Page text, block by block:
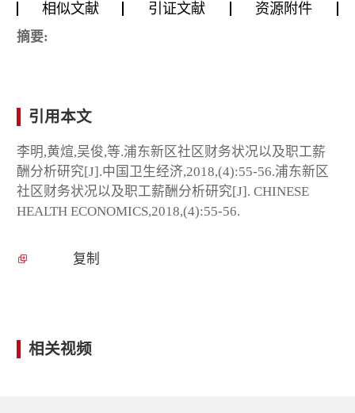
相似文献
引证文献 资源附件
摘要:
引用本文
李明,黄煊,吴俊,等.浦东新区社区财务状况以及职工薪
酬分析研究[J].中国卫生经济,2018,(4):55-56.浦东新区
社区财务状况以及职工薪酬分析研究[J]. CHINESE
HEALTH ECONOMICS,2018,(4):55-56.
复制
相关视频